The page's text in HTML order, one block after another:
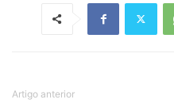
Artigo anterior